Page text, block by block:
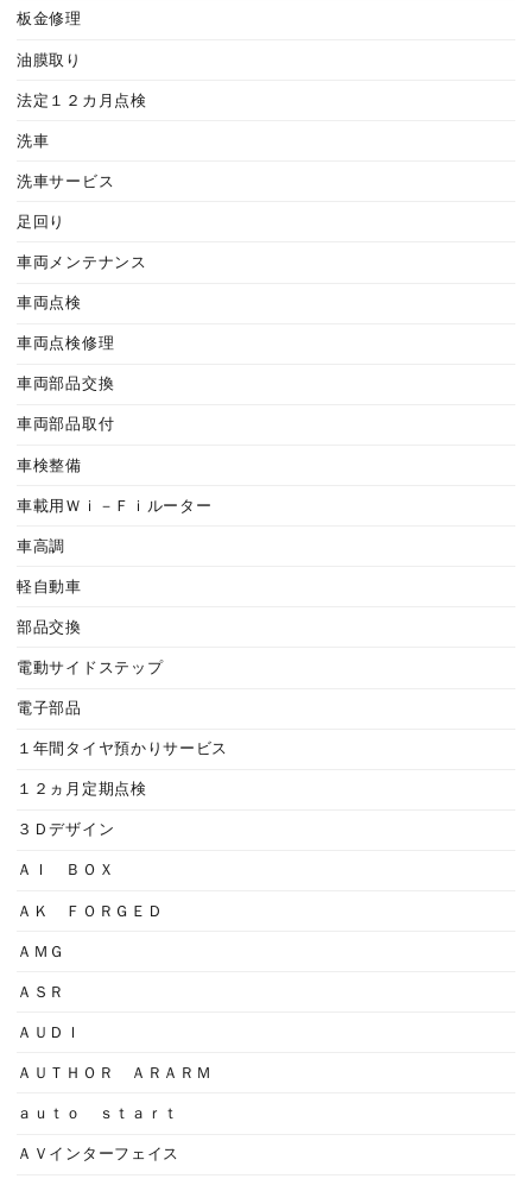
板金修理
油膜取り
法定１２カ月点検
洗車
洗車サービス
足回り
車両メンテナンス
車両点検
車両点検修理
車両部品交換
車両部品取付
車検整備
車載用Ｗｉ－Ｆｉルーター
車高調
軽自動車
部品交換
電動サイドステップ
電子部品
１年間タイヤ預かりサービス
１２ヵ月定期点検
３Ｄデザイン
ＡＩ ＢＯＸ
ＡＫ ＦＯＲＧＥＤ
ＡＭＧ
ＡＳＲ
ＡＵＤＩ
ＡＵＴＨＯＲ ＡＲＡＲＭ
ａｕｔｏ ｓｔａｒｔ
ＡＶインターフェイス